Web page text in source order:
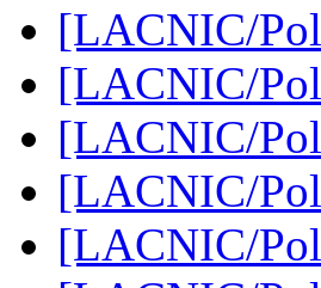
[LACNIC/
[LACNIC/
[LACNIC/
[LACNIC/
[LACNIC/